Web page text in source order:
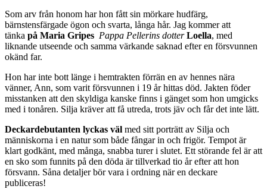
Som arv från honom har hon fått sin mörkare hudfärg,
bärnstensfärgade ögon och svarta, långa hår. Jag kommer att
tänka på Maria Gripes Pappa Pellerins dotter Loella, med
liknande utseende och samma värkande saknad efter en försvunnen
okänd far.
Hon har inte bott länge i hemtrakten förrän en av hennes nära
vänner, Ann, som varit försvunnen i 19 år hittas död. Jakten föder
misstanken att den skyldiga kanske finns i gänget som hon umgicks
med i tonåren. Silja kräver att få utreda, trots jäv och får det inte lätt.
Deckardebutanten lyckas väl med sitt porträtt av Silja och
människorna i en natur som både fångar in och frigör. Tempot är
klart godkänt, med många, snabba turer i slutet. Ett störande fel är att
en sko som funnits på den döda är tillverkad tio år efter att hon
försvann. Såna detaljer bör vara i ordning när en deckare
publiceras!